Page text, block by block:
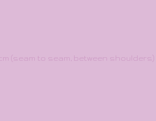
(seam to seam, between shoulders)